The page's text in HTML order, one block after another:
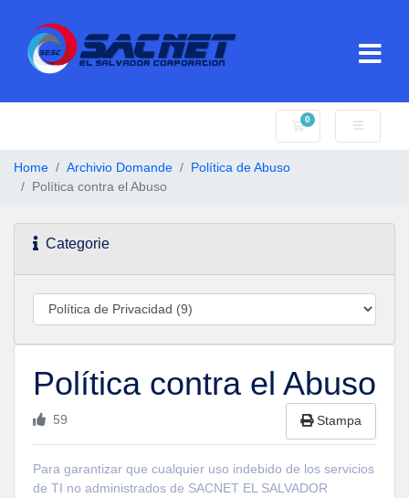
0
Carrello
Home Archivio Domande
Política de Abuso
Política contra el Abuso
Categorie
Política contra el Abuso
Stampa
59
Para garantizar que cualquier uso indebido de los servicios
de TI no administrados de SACNET EL SALVADOR